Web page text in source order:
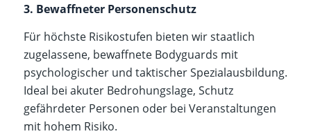
3. Bewaffneter Personenschutz
Für höchste Risikostufen bieten wir staatlich
zugelassene, bewaffnete Bodyguards mit
psychologischer und taktischer Spezialausbildung.
Ideal bei akuter Bedrohungslage, Schutz
gefährdeter Personen oder bei Veranstaltungen
mit hohem Risiko.